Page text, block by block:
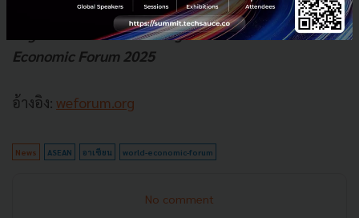
*บทความนี้สรุปจาก Session ASEAN: Even Stronger
Together หมวด Rebuilding Trust จากงาน World
Economic Forum 2025
อ้างอิง: weforum.org
News ASEAN อาเซียน world-economic-forum
No comment